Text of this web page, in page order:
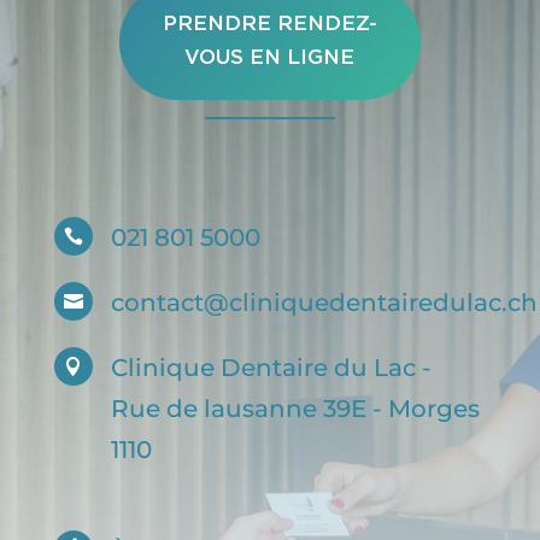
PRENDRE RENDEZ-
VOUS EN LIGNE
 021 801 5000
 contact@cliniquedentairedulac.ch

Clinique Dentaire du Lac -
Rue de lausanne 39E - Morges
1110